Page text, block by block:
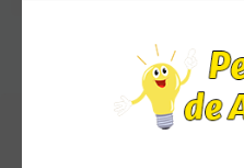
Artículos Relacionados